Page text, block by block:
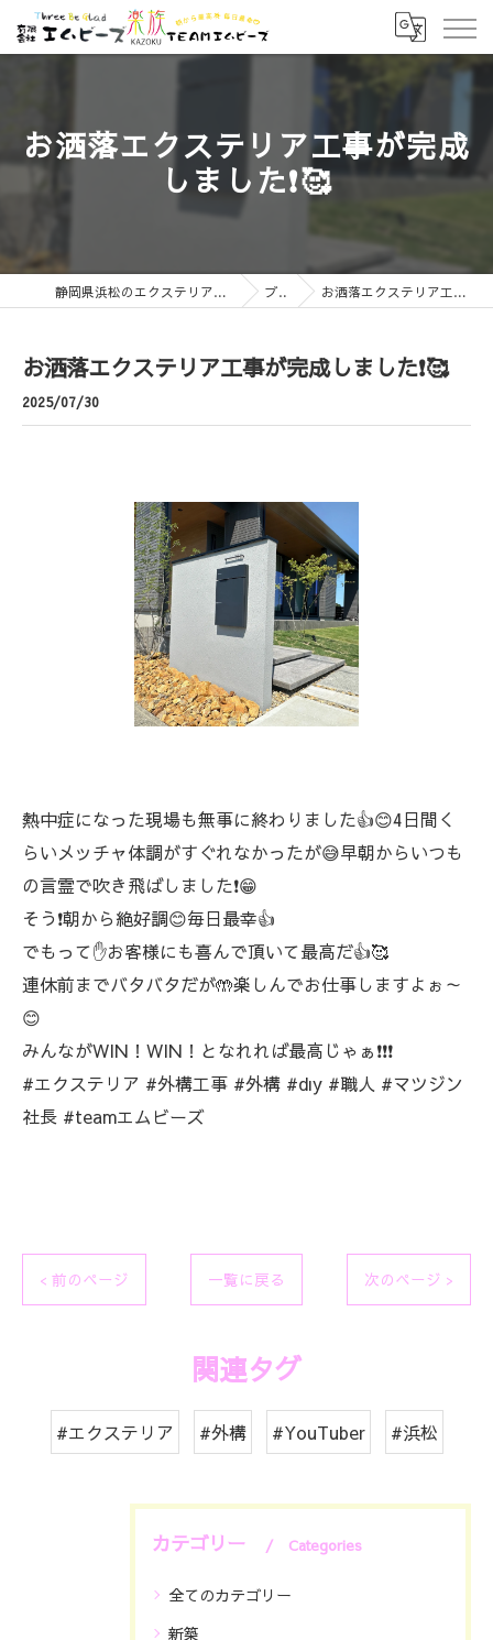
お洒落エクステリア工事が完成
しました❗🥰
静岡県浜松のエクステリアなら有限会社エムビーズ ブログ お洒落エクステリア工事が完成しました❗🥰
お洒落エクステリア工事が完成しました❗🥰
2025/07/30
熱中症になった現場も無事に終わりました👍😊4日間く
らいメッチャ体調がすぐれなかったが😅早朝からいつも
の言霊で吹き飛ばしました❗😁
そう❗朝から絶好調😊毎日最幸👍
でもって✋お客様にも喜んで頂いて最高だ👍🥰
連休前までバタバタだが🤲楽しんでお仕事しますよぉ～
😊
みんながWIN！WIN！となれれば最高じゃぁ❗❗❗
#エクステリア #外構工事 #外構 #dıy #職人 #マツジン
社長 #teamエムビーズ
< 前のページ 一覧に戻る 次のページ >
関連タグ
#エクステリア #外構 #YouTuber #浜松
カテゴリー Categories
全てのカテゴリー
新築